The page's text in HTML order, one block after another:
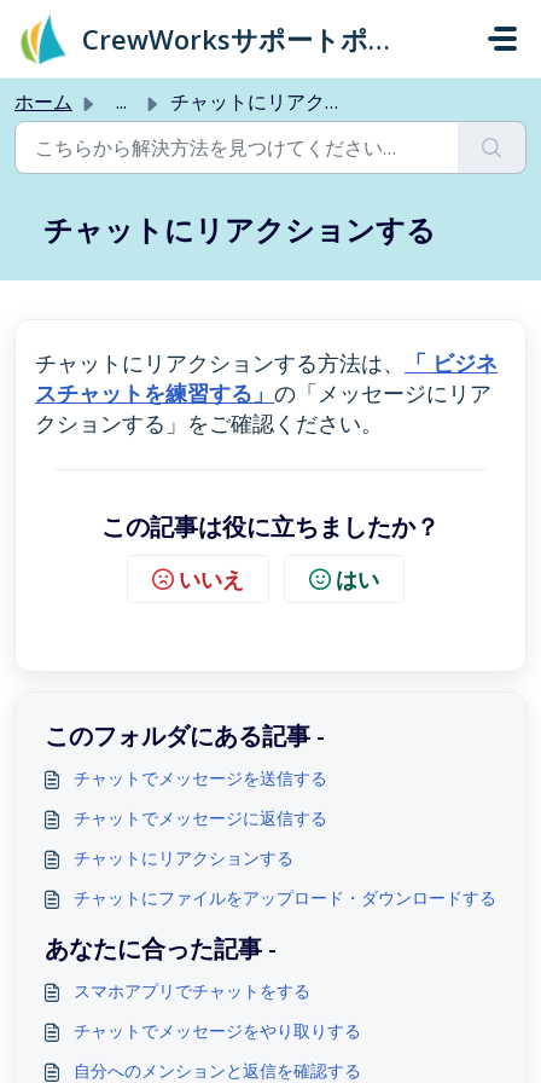
メインコンテンツに移動
CrewWorksサポートポータル
ホーム ... チャットにリアクションする
チャットにリアクションする
チャットにリアクションする方法は、
「 ビジネ
スチャットを練習する」 の「メッセージにリア
クションする」をご確認ください。
この記事は役に立ちましたか？
いいえ はい
このフォルダにある記事 -
チャットでメッセージを送信する
チャットでメッセージに返信する
チャットにリアクションする
チャットにファイルをアップロード・ダウンロードする
あなたに合った記事 -
スマホアプリでチャットをする
チャットでメッセージをやり取りする
自分へのメンションと返信を確認する